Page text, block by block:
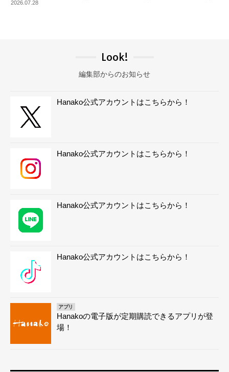
2026.07.28
Look!
編集部からのお知らせ
Hanako公式アカウントはこちらから！
Hanako公式アカウントはこちらから！
Hanako公式アカウントはこちらから！
Hanako公式アカウントはこちらから！
アプリ
Hanakoの電子版が定期購読できるアプリが登
場！